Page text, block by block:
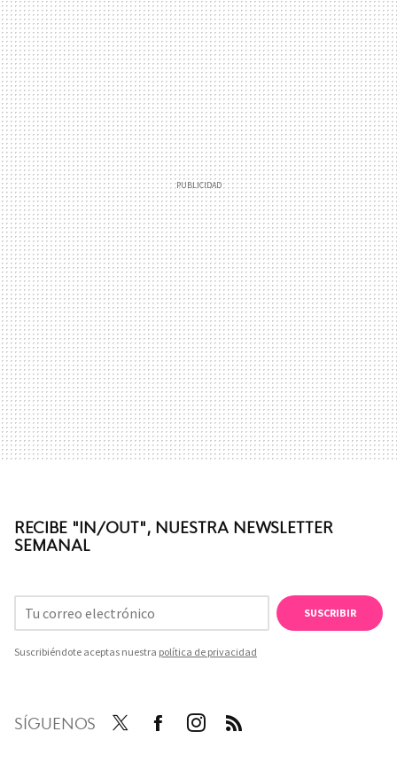
RECIBE "IN/OUT", NUESTRA NEWSLETTER
SEMANAL
SUSCRIBIR
Suscribiéndote aceptas nuestra política de privacidad
SÍGUENOS